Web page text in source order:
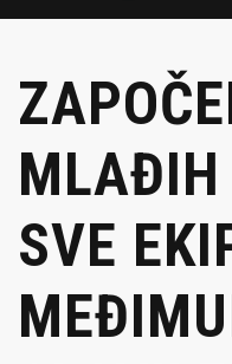
MLAĐIH
SVE